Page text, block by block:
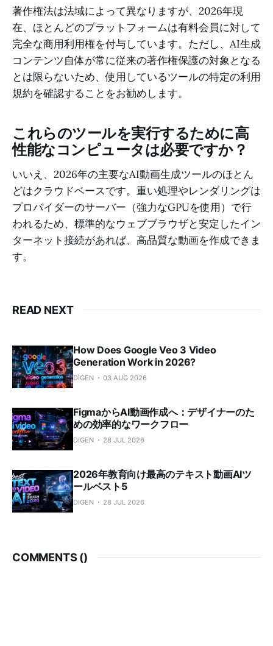
著作権法は法域によって異なりますが、2026年現
在、ほとんどのプラットフォームは有料会員に対して
完全な商用利用権を付与しています。ただし、AI生成
コンテンツ自体が常に従来の著作権保護の対象となる
とは限らないため、使用しているツールの特定の利用
規約を確認することをお勧めします。
これらのツールを実行するために高
性能なコンピュータは必要ですか？
いいえ、2026年の主要なAI動画生成ツールのほとん
どはクラウドベースです。重い処理やレンダリングは
プロバイダーのサーバー（強力なGPUを使用）で行
われるため、標準的なウェブブラウザと安定したイン
ターネット接続があれば、高品質な動画を作成できま
す。
READ NEXT
How Does Google Veo 3 Video
Generation Work in 2026?
DIGEN 03 AUG 2026
FigmaからAI動画作成へ：デザイナーのた
めの効率的なワークフロー
DIGEN 28 JUL 2026
2026年教育向け最高のテキスト動画AIツ
ールベスト5
DIGEN 28 JUL 2026
COMMENTS ()